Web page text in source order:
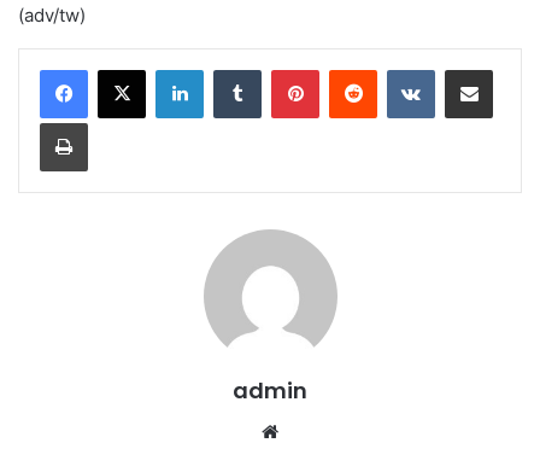
(adv/tw)
admin